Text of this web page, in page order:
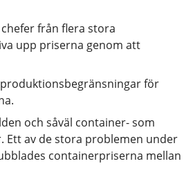
från flera stora
upp priserna genom att
för
och såväl container- som
Ett av de stora problemen under
containerpriserna mellan